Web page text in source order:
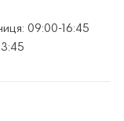
09:00-16:45